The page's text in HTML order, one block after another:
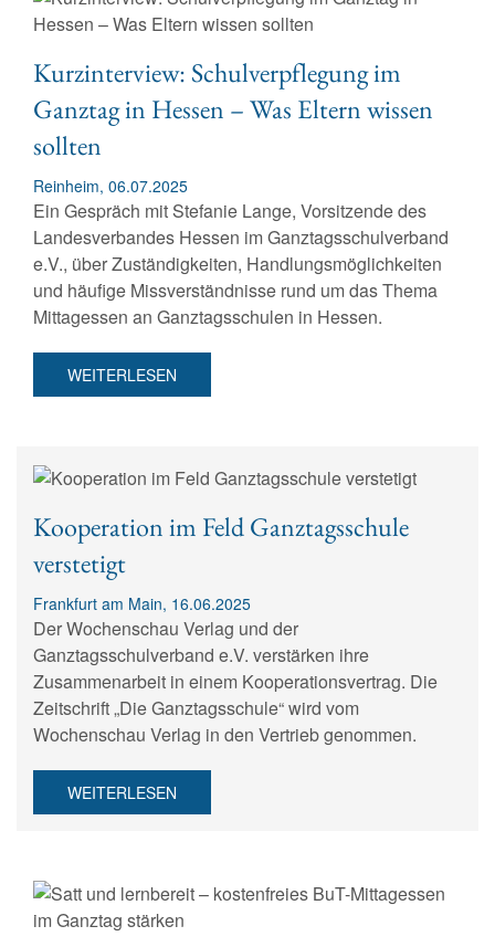
Kurzinterview: Schulverpflegung im
Ganztag in Hessen – Was Eltern wissen
sollten
Reinheim, 06.07.2025
Ein Gespräch mit Stefanie Lange, Vorsitzende des
Landesverbandes Hessen im Ganztagsschulverband
e.V., über Zuständigkeiten, Handlungsmöglichkeiten
und häufige Missverständnisse rund um das Thema
Mittagessen an Ganztagsschulen in Hessen.
WEITERLESEN
Kooperation im Feld Ganztagsschule
verstetigt
Frankfurt am Main, 16.06.2025
Der Wochenschau Verlag und der
Ganztagsschulverband e.V. verstärken ihre
Zusammenarbeit in einem Kooperationsvertrag. Die
Zeitschrift „Die Ganztagsschule“ wird vom
Wochenschau Verlag in den Vertrieb genommen.
WEITERLESEN